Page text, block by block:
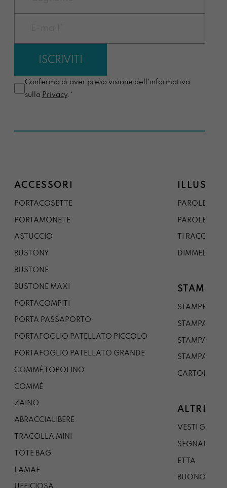
Confermo di aver preso visione dell'informativa
sulla Privacy.*
ACCESSORI
PORTACOSETTE
PORTAMONETE
ASTUCCIO
BUSTONY
BUSTONE
BUSTONE MAXI
PORTACOMPITI
PORTA PASSAPORTO
PORTAFOGLIO PATELLATO PICCOLO
PORTAFOGLIO PATELLATO GRANDE
COMMÉ TOPOLINO
COMMÉ
ZAINO
ABRACCIALIBERE
TRACOLLA MINI
TOTE BAG
LAMAE
PAROLE DAL
PAROLE DA
TI
DIMMELO
STAMPE
STAMPE A5
STAMPA A3
STAMPA A1
STAMPA A0
CARTOLINA
ALTRE
VESTI
SEGNALIBRO
ETTA
BUONO